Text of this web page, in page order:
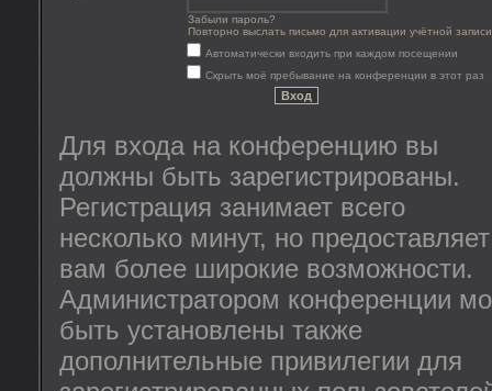
Забыли пароль?
Повторно выслать письмо для активации учётной записи
Автоматически входить при каждом посещении
Скрыть моё пребывание на конференции в этот раз
Для входа на конференцию вы
должны быть зарегистрированы.
Регистрация занимает всего
несколько минут, но предоставляет
вам более широкие возможности.
Администратором конференции
быть установлены также
дополнительные привилегии для